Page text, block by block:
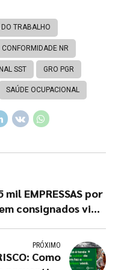
TRABALHO
CONFORMIDADE NR
SST GRO PGR
SAÚDE OCUPACIONAL
EMPRESSAS por
consignados via
PRÓXIMO
Como